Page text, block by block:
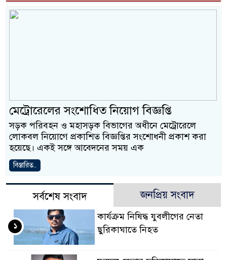
মেট্রোরেলের সংশোধিত নিয়োগ বিজ্ঞপ্তি
সড়ক পরিবহন ও মহাসড়ক বিভাগের অধীনে মেট্রোরেলে
লোকবল নিয়োগে প্রকাশিত বিজ্ঞপ্তির সংশোধনী প্রকাশ করা
হয়েছে। একই সঙ্গে আবেদনের সময় এক
বিস্তারিত..
সর্বশেষ সংবাদ জনপ্রিয় সংবাদ
কার্যক্রম নিষিদ্ধ যুবলীগের নেতা
ছুরিকাঘাতে নিহত
১